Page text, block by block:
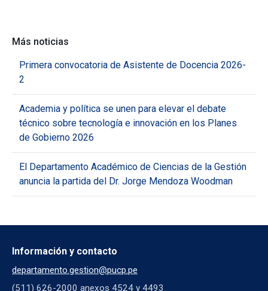
Más noticias
Primera convocatoria de Asistente de Docencia 2026-
2
Academia y política se unen para elevar el debate
técnico sobre tecnología e innovación en los Planes
de Gobierno 2026
El Departamento Académico de Ciencias de la Gestión
anuncia la partida del Dr. Jorge Mendoza Woodman
Información y contacto
departamento.gestion@pucp.pe
(511) 626-2000 anexos 4524 y 4493